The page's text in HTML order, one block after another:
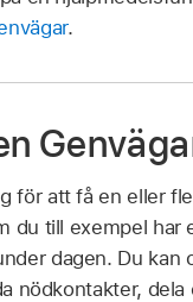
.
för att få en eller
du till exempel
dagen. Du
nödkontakter,